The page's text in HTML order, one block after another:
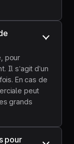
pour
Il s’agit d’un
En cas de
peut
grands
pour